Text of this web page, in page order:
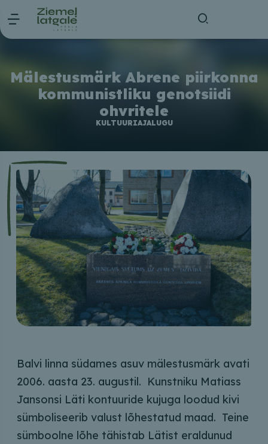
Mälestusmärk Abrene piirkonna
kommunistliku genotsiidi
ohvritele
KULTUURIAJALUGU
Balvi linna südames asuv mälestusmärk avati
2006. aasta 23. augustil. Kunstniku Matiass
Jansonsi Läti kontuuride kujuga loodud kivi
sümboliseerib valust lõhestatud maad. Teine
sümboolne lõhe tähistab Lätist eraldunud